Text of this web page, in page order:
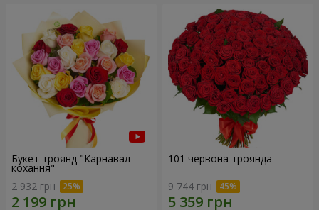
Букет троянд "Карнавал
кохання"
2 932 грн
101 червона троянда
9 744 грн